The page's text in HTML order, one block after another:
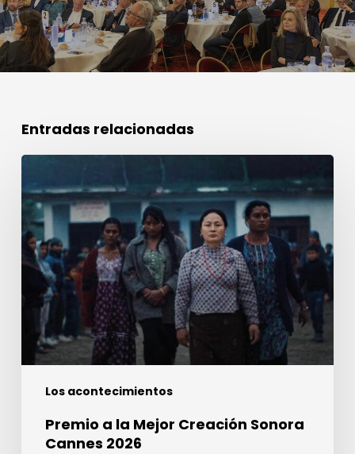
Entradas relacionadas
Los acontecimientos
la
Mejor
Creación
Sonora
Cannes
2026
Premio a la Mejor Creación Sonora
Cannes 2026